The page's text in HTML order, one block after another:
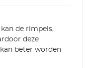
de rimpels,
deze
beter worden